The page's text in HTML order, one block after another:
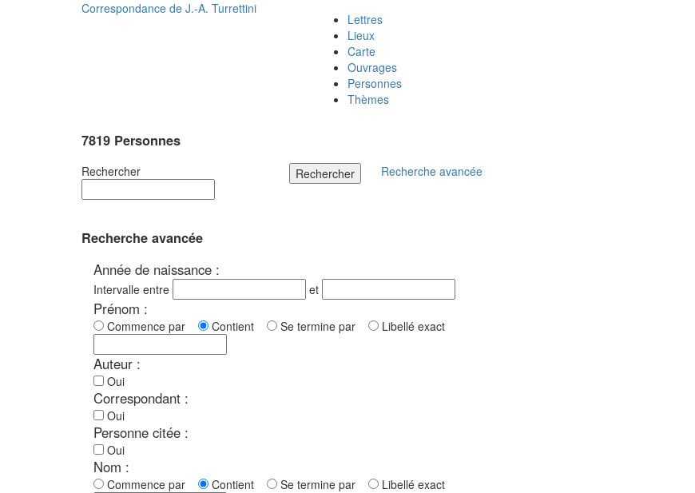
Correspondance de J.-A. Turrettini
Lettres
Lieux
Carte
Ouvrages
Personnes
Thèmes
7819 Personnes
Rechercher Rechercher Recherche avancée
Recherche avancée
Année de naissance :
Intervalle entre et
Prénom :
Commence par Contient Se termine par Libellé exact
Auteur :
Oui
Correspondant :
Oui
Personne citée :
Oui
Nom :
Commence par Contient Se termine par Libellé exact